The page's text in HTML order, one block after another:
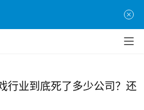
行业到底死了多少公司？还